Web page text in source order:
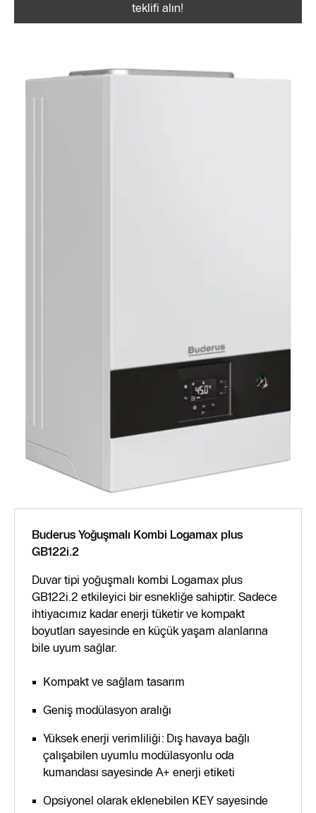
teklifi alın!
Buderus Yoğuşmalı Kombi Logamax plus
GB122i.2
Duvar tipi yoğuşmalı kombi Logamax plus
GB122i.2 etkileyici bir esnekliğe sahiptir. Sadece
ihtiyacımız kadar enerji tüketir ve kompakt
boyutları sayesinde en küçük yaşam alanlarına
bile uyum sağlar.
Kompakt ve sağlam tasarım
Geniş modülasyon aralığı
Yüksek enerji verimliliği: Dış havaya bağlı
çalışabilen uyumlu modülasyonlu oda
kumandası sayesinde A+ enerji etiketi
Opsiyonel olarak eklenebilen KEY sayesinde